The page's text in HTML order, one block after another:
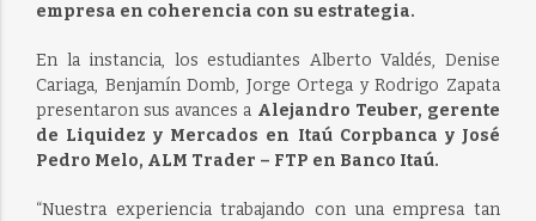
empresa en coherencia con su estrategia.
En la instancia, los estudiantes Alberto Valdés, Denise
Cariaga, Benjamín Domb, Jorge Ortega y Rodrigo Zapata
presentaron sus avances a Alejandro Teuber, gerente
de Liquidez y Mercados en Itaú Corpbanca y José
Pedro Melo, ALM Trader – FTP en Banco Itaú.
“Nuestra experiencia trabajando con una empresa tan